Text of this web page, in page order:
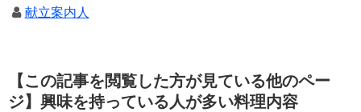
献立案内人
【この記事を閲覧した方が見ている他のペー
ジ】興味を持っている人が多い料理内容